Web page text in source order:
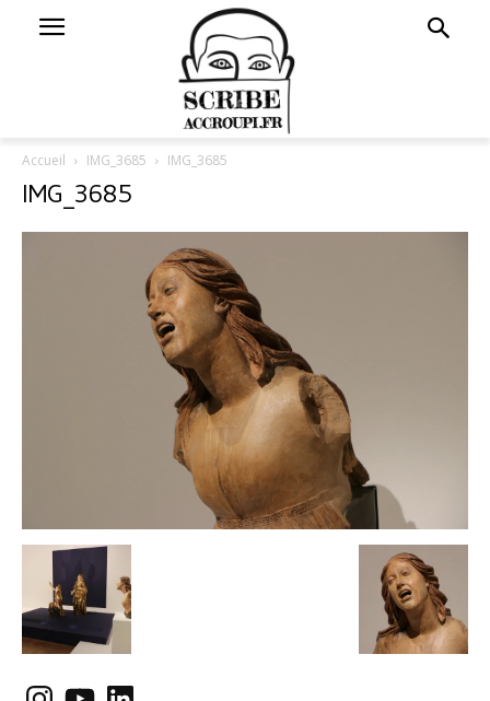
Accueil IMG_3685 IMG_3685
IMG_3685
Instagram
YouTubeLinkedIn